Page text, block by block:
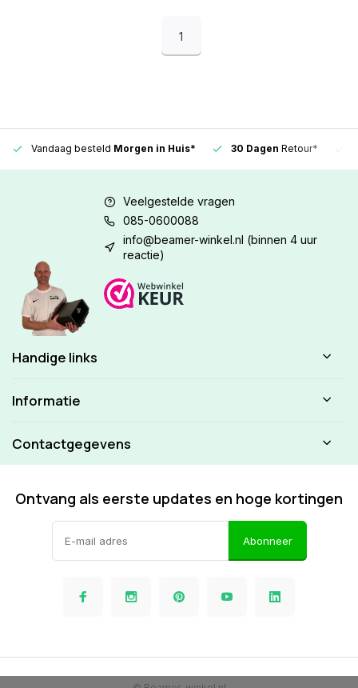
1
Vandaag besteld Morgen in Huis* 30 Dagen Retour*
Veelgestelde vragen
085-0600088
info@beamer-winkel.nl (binnen 4 uur
reactie)
Handige links
Informatie
Contactgegevens
Ontvang als eerste updates en hoge kortingen
Abonneer